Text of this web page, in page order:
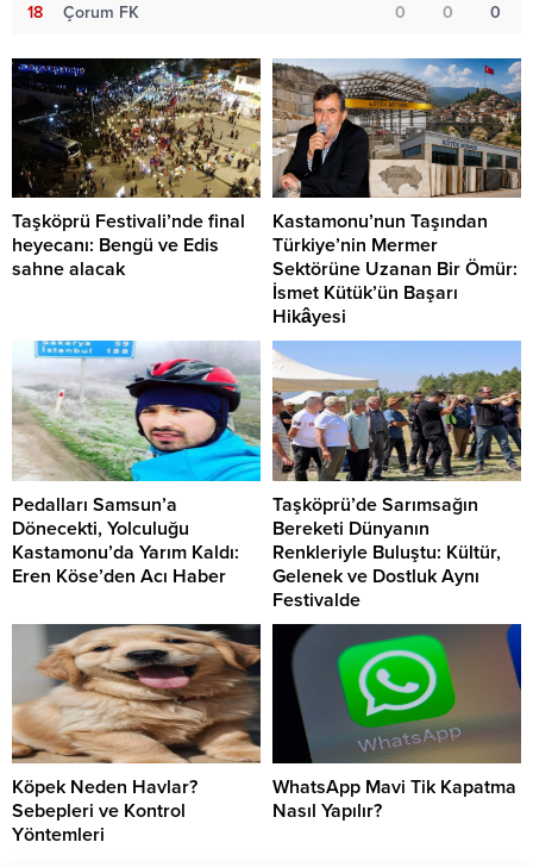
18 Çorum FK 0 0 0
Taşköprü Festivali’nde final
heyecanı: Bengü ve Edis
sahne alacak
Kastamonu’nun Taşından
Türkiye’nin Mermer
Sektörüne Uzanan Bir Ömür:
İsmet Kütük’ün Başarı
Hikâyesi
Pedalları Samsun’a
Dönecekti, Yolculuğu
Kastamonu’da Yarım Kaldı:
Eren Köse’den Acı Haber
Taşköprü’de Sarımsağın
Bereketi Dünyanın
Renkleriyle Buluştu: Kültür,
Gelenek ve Dostluk Aynı
Festivalde
Köpek Neden Havlar?
Sebepleri ve Kontrol
Yöntemleri
WhatsApp Mavi Tik Kapatma
Nasıl Yapılır?